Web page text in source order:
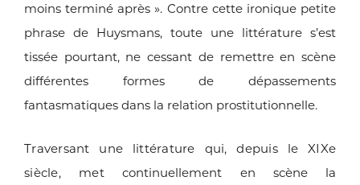
moins terminéaprès ». Contre cette ironique petite
phrase de Huysmans, toute une littérature s’est
tissée pourtant, ne cessant de remettreen scène
différentes formes de dépassements
fantasmatiques dans la relation prostitutionnelle.
Traversant une littérature qui, depuis le XIXe
siècle, metcontinuellement en scène la